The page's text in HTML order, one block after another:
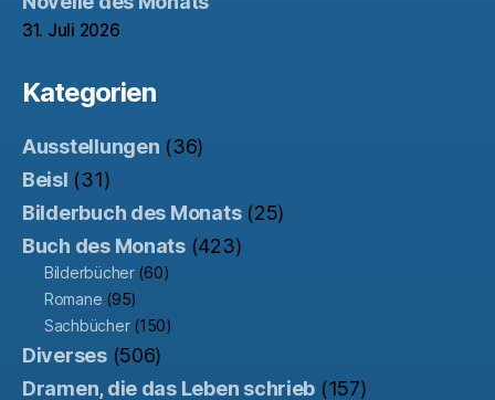
31. Juli 2026
Kategorien
Ausstellungen (36)
Beisl (31)
Bilderbuch des Monats(25)
Buch des Monats(423)
Bilderbücher(60)
Romane (95)
Sachbücher(150)
Diverses(506)
Dramen, die das Leben schrieb (157)